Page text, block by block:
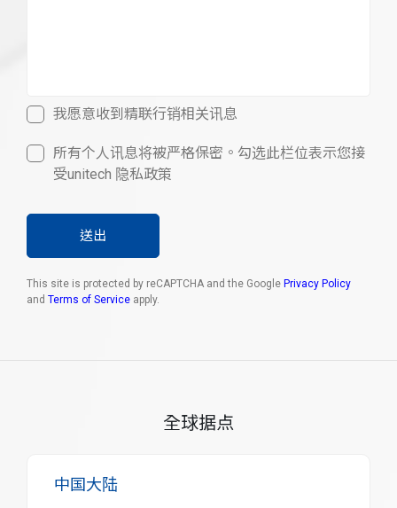
我愿意收到精联行销相关讯息
所有个人讯息将被严格保密。勾选此栏位表示您接
受unitech 隐私政策
送出
This site is protected by reCAPTCHA and the Google Privacy Policy
and Terms of Service apply.
全球据点
中国大陆